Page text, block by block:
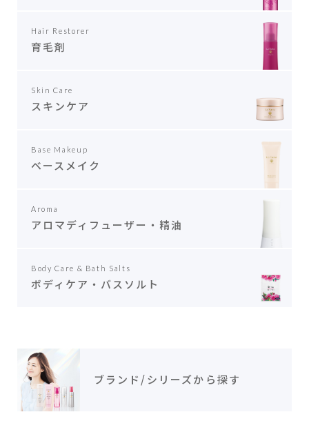
Hair Restorer
育毛剤
Skin Care
スキンケア
Base Makeup
ベースメイク
Aroma
アロマディフューザー・精油
Body Care & Bath Salts
ボディケア・バスソルト
ブランド/シリーズから探す